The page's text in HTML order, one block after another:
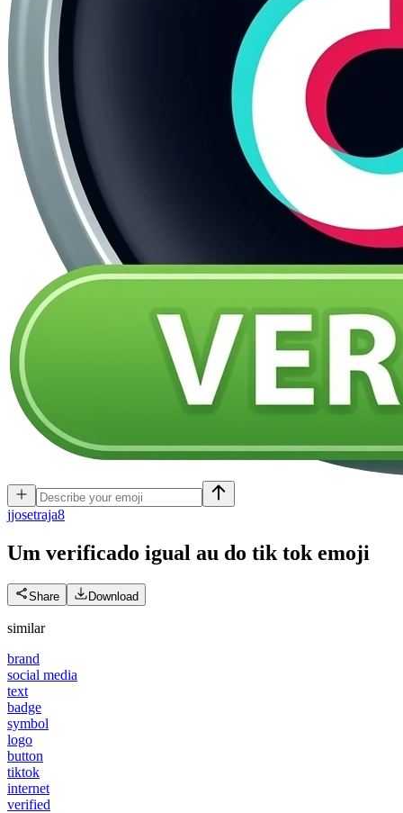
jjosetraja8
Um verificado igual au do tik tok emoji
Share Download
similar
brand
social media
text
badge
symbol
logo
button
tiktok
internet
verified